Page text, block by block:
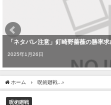
「ネタバレ注意」釘崎野薔薇の勝
2025年1月26日
ホーム 呪術廻戦
呪術廻戦